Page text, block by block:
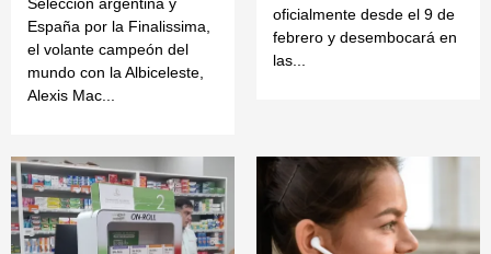
España por la Finalissima,
el volante campeón del
mundo con la Albiceleste,
Alexis Mac...
oficialmente desde el 9 de
febrero y desembocará en
las...